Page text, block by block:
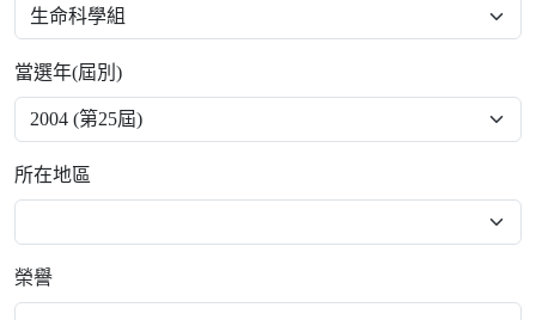
當選年(屆別)
所在地區
榮譽